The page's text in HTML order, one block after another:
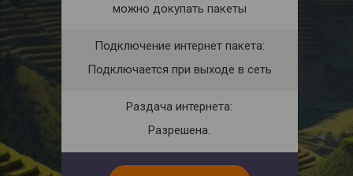
можно докупать пакеты
Подключение интернет пакета:
Подключается при выходе в сеть
Раздача интернета:
Разрешена.